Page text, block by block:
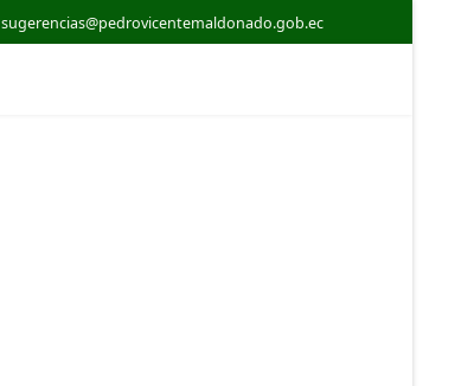
sugerencias@pedrovicentemaldonado.gob.ec